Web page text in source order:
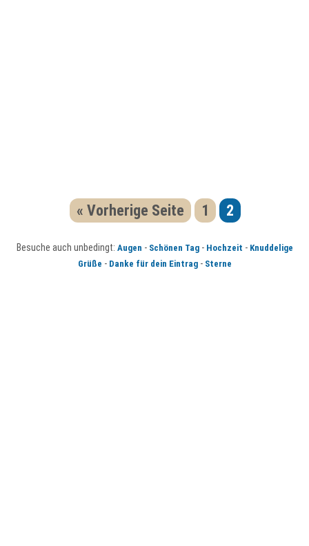
« Vorherige Seite 1 2
Besuche auch unbedingt: Augen - Schönen Tag- Hochzeit - Knuddelige
Grüße - Danke für dein Eintrag- Sterne